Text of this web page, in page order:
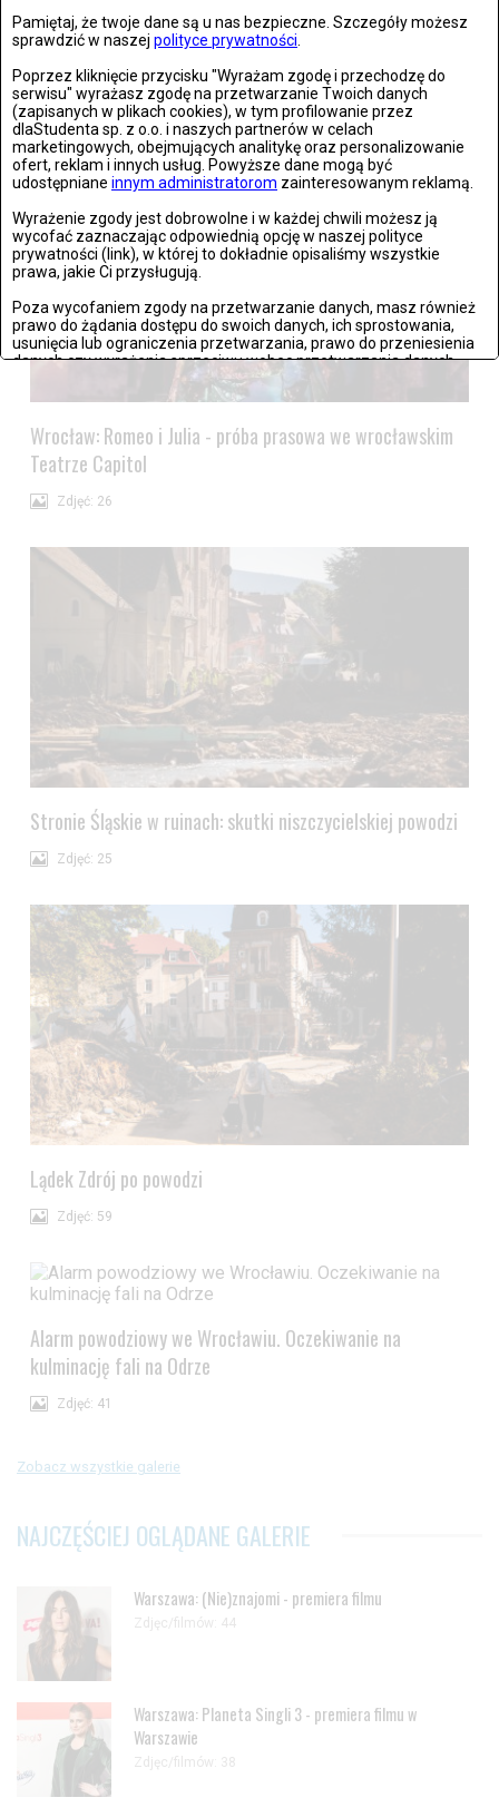
Pamiętaj, że twoje dane są u nas bezpieczne. Szczegóły możesz
sprawdzić w naszej polityce prywatności
Poprzez kliknięcie przycisku "Wyrażam zgodę i przechodzę do
serwisu" wyrażasz zgodę na przetwarzanie Twoich danych
(zapisanych w plikach cookies), w tym profilowanie przez
dlaStudenta sp. z o.o. i naszych partnerów w celach
marketingowych, obejmujących analitykę oraz personalizowanie
ofert, reklam i innych usług. Powyższe dane mogą być
udostępniane innym administratorom zainteresowanym reklamą.
Wyrażenie zgody jest dobrowolne i w każdej chwili możesz ją
wycofać zaznaczając odpowiednią opcję w naszej polityce
prywatności (link), w której to dokładnie opisaliśmy wszystkie
prawa, jakie Ci przysługują.
Poza wycofaniem zgody na przetwarzanie danych, masz również
prawo do żądania dostępu do swoich danych, ich sprostowania,
usunięcia lub ograniczenia przetwarzania, prawo do przeniesienia
danych czy wyrażenia sprzeciwu wobec przetwarzania danych.
Jeżeli nie chcesz wyrazić zgody na przetwarzanie plików cookies,
Wyrażam zgodę i przechodzę do serwisu
Warszawa: The Kiffness zagrał w Warszawie
Zdjęć: 21
Wrocław: Romeo i Julia - próba prasowa we wrocławskim
Teatrze Capitol
Zdjęć: 26
Stronie Śląskie w ruinach: skutki niszczycielskiej powodzi
Zdjęć: 25
Lądek Zdrój po powodzi
Zdjęć: 59
Alarm powodziowy we Wrocławiu. Oczekiwanie na
kulminację fali na Odrze
Zdjęć: 41
Zobacz wszystkie galerie
NAJCZĘŚCIEJ OGLĄDANE GALERIE
Warszawa: (Nie)znajomi - premiera filmu
Zdjęc/filmów: 44
Warszawa: Planeta Singli 3 - premiera filmu w
Warszawie
Zdjęc/filmów: 38